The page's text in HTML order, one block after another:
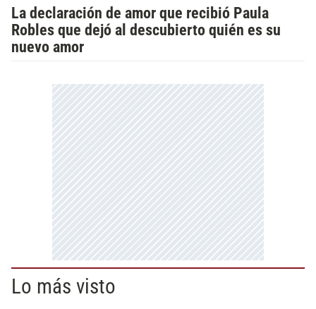
La declaración de amor que recibió Paula
Robles que dejó al descubierto quién es su
nuevo amor
Lo más visto